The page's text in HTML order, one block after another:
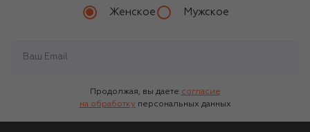
Женское Мужское
Продолжая, вы даете согласие
на обработку персональных данных